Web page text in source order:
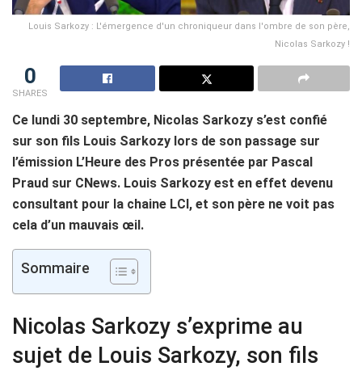
Louis Sarkozy : L'émergence d'un chroniqueur dans l'ombre de son père,
Nicolas Sarkozy !
0
SHARES
Ce lundi 30 septembre, Nicolas Sarkozy s’est confié
sur son fils Louis Sarkozy lors de son passage sur
l’émission L’Heure des Pros présentée par Pascal
Praud sur CNews. Louis Sarkozy est en effet devenu
consultant pour la chaine LCI, et son père ne voit pas
cela d’un mauvais œil.
Sommaire
Nicolas Sarkozy s’exprime au
sujet de Louis Sarkozy, son fils